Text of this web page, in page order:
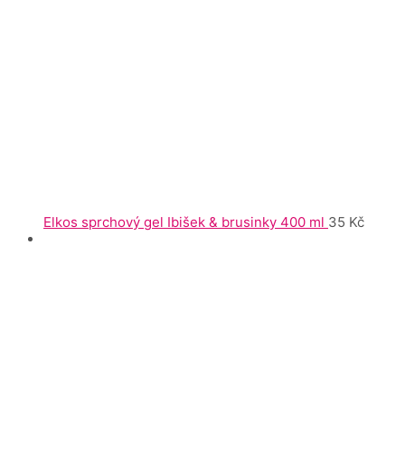
Elkos sprchový gel Ibišek & brusinky 400 ml 35 Kč